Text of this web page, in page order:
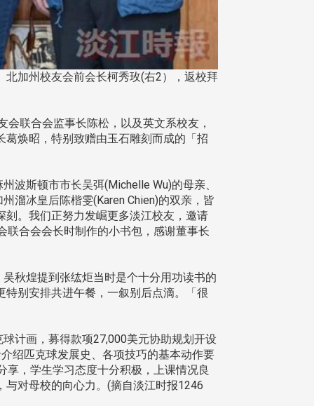
加州校友会前会长柯秀玫(右2），返校拜
联合会监事长陈松，以及英文系校友，
焕昭，特别致赠由玉石雕刻而成的「招
斯顿市市长吴弭(Michelle Wu)的母亲、
溜冰皇后陈楷雯(Karen Chien)的双亲，皆
。我们正努力发崛更多淡江校友，邀请
联合会会长时制作的小书包，感谢董事长
秋煌提到张纮炬当时是个十分用功读书的
别安排共进午餐，一叙别后点滴。「很
计画，募得款项27,000美元协助规划开设
绍匹克球发展史、各项技巧的基本动作要
，学生学习态度十分积极，上课情况良
对母校的向心力。(摘自淡江时报1246